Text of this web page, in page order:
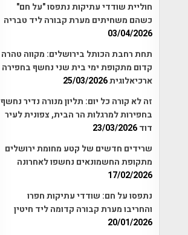
חוליית שודדי עתיקות נתפסו "על חם"
כשהם משחיתים מערת קבורה ליד טבריה
03/04/2026
תחת רחבת הכותל בירושלים: מקווה טהרה
קדום מתקופת ימי בית שני נחשף בחפירה
ארכיאלוגית25/03/2026
זה לא קורה כל יום: תליון מנורה נדיר נחשף
בחפירות למרגלות הר הבית, צפונית לעיר
דוד23/03/2026
שרידים חדשים של קטע מחומת ירושלים
מתקופת החשמונאים נחשפו לאחרונה
17/02/2026
נתפסו על חם: שודדי עתיקות חפרו
והחריבו מערת קבורה קדומה ליד חיטין
20/01/2026